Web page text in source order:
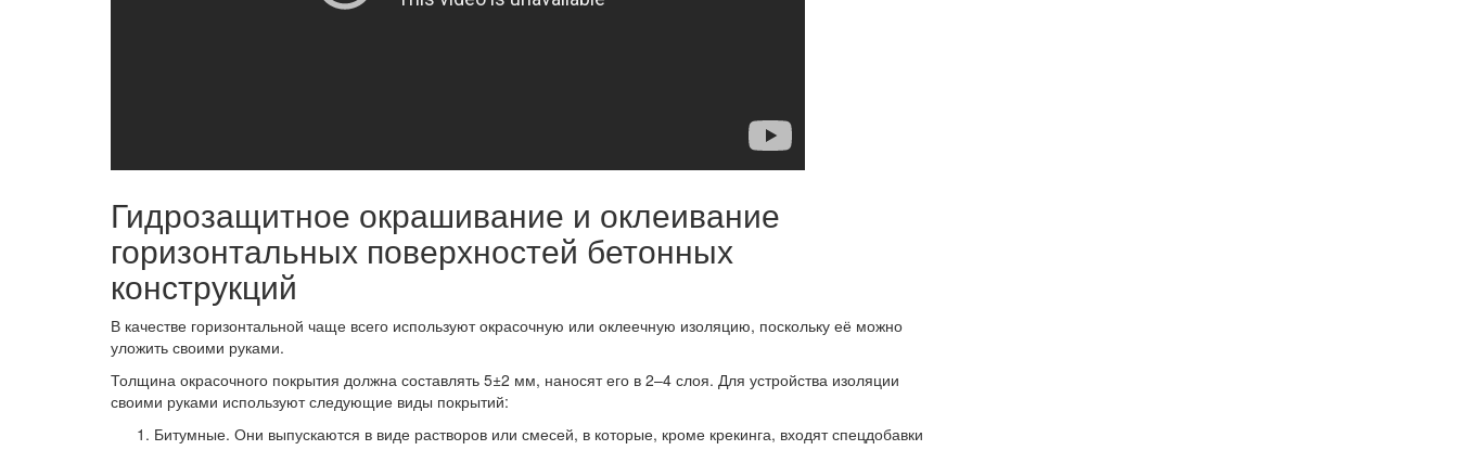
Гидрозащитное окрашивание и оклеивание
горизонтальных поверхностей бетонных
конструкций
В качестве горизонтальной чаще всего используют окрасочную или оклеечную изоляцию, поскольку её можно
уложить своими руками.
Толщина окрасочного покрытия должна составлять 5±2 мм, наносят его в 2–4 слоя. Для устройства изоляции
своими руками используют следующие виды покрытий:
Битумные. Они выпускаются в виде растворов или смесей, в которые, кроме крекинга, входят спецдобавки